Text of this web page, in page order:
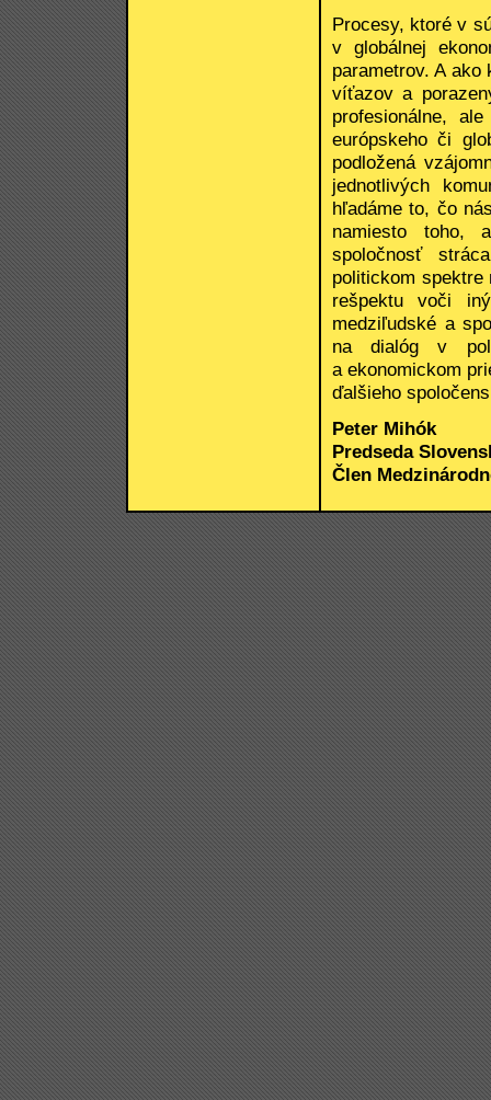
Procesy, ktoré v
v globálnej
parametrov. A
víťazov a
profesionálne,
európskeho či
podložená
jednotlivých
hľadáme to, čo
namiesto toho,
spoločnosť
politickom spektre
rešpektu voči
medziľudské a
na dialóg v
a ekonomickom
ďalšieho
Peter Mihók
Predseda
Člen